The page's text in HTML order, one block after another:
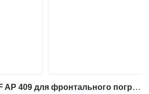
Передний мост ZF AP 409 для фронтального погрузчика Liebherr LH L 531